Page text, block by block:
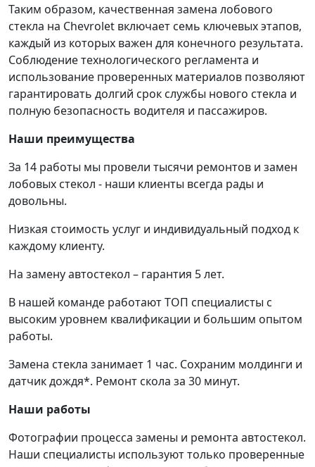
Таким образом, качественная замена лобового
стекла на Chevrolet включает семь ключевых этапов,
каждый из которых важен для конечного результата.
Соблюдение технологического регламента и
использование проверенных материалов позволяют
гарантировать долгий срок службы нового стекла и
полную безопасность водителя и пассажиров.
Наши преимущества
За 14 работы мы провели тысячи ремонтов и замен
лобовых стекол - наши клиенты всегда рады и
довольны.
Низкая стоимость услуг и индивидуальный подход к
каждому клиенту.
На замену автостекол – гарантия 5 лет.
В нашей команде работают ТОП специалисты с
высоким уровнем квалификации и большим опытом
работы.
Замена стекла занимает 1 час. Сохраним молдинги и
датчик дождя*. Ремонт скола за 30 минут.
Наши работы
Фотографии процесса замены и ремонта автостекол.
Наши специалисты используют только проверенные